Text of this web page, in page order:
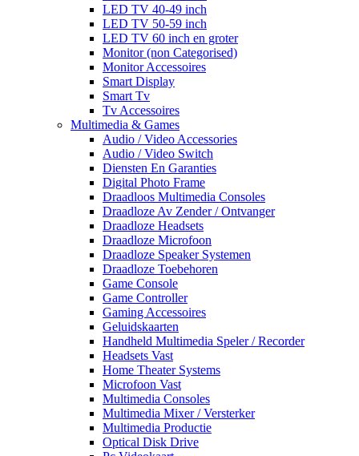
LED TV 40-49 inch
LED TV 50-59 inch
LED TV 60 inch en groter
Monitor (non Categorised)
Monitor Accessoires
Smart Display
Smart Tv
Tv Accessoires
Multimedia & Games
Audio / Video Accessories
Audio / Video Switch
Diensten En Garanties
Digital Photo Frame
Draadloos Multimedia Consoles
Draadloze Av Zender / Ontvanger
Draadloze Headsets
Draadloze Microfoon
Draadloze Speaker Systemen
Draadloze Toebehoren
Game Console
Game Controller
Gaming Accessoires
Geluidskaarten
Handheld Multimedia Speler / Recorder
Headsets Vast
Home Theater Systems
Microfoon Vast
Multimedia Consoles
Multimedia Mixer / Versterker
Multimedia Productie
Optical Disk Drive